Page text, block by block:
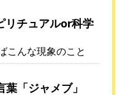
リチュアルor科学
こんな現象のこと
「ジャメブ」